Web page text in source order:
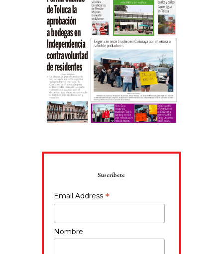
Suscríbete
Email Address *
Nombre